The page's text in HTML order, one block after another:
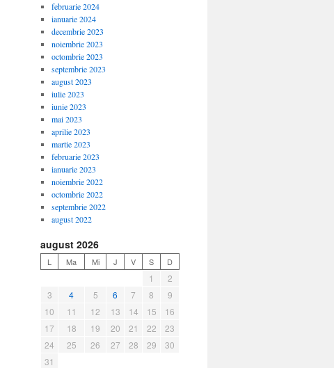
februarie 2024
ianuarie 2024
decembrie 2023
noiembrie 2023
octombrie 2023
septembrie 2023
august 2023
iulie 2023
iunie 2023
mai 2023
aprilie 2023
martie 2023
februarie 2023
ianuarie 2023
noiembrie 2022
octombrie 2022
septembrie 2022
august 2022
august 2026
L Ma Mi J V S D
1
2
3
4 5 6 7 8
9
10
11 12 13 14 15
16
17
18 19 20 21 22
23
24
25 26 27 28 29
30
31